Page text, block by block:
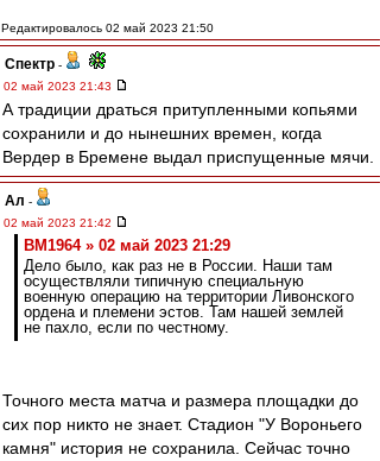
Редактировалось 02 май 2023 21:50
Спектр -
02 май 2023 21:43
А традиции драться притупленными копьями
сохранили и до нынешних времен, когда
Вердер в Бремене выдал приспущенные мячи.
Ал -
02 май 2023 21:42
BM1964 » 02 май 2023 21:29
Дело было, как раз не в России. Наши там
осуществляли типичную специальную
военную операцию на территории Ливонского
ордена и племени эстов. Там нашей землей
не пахло, если по честному.
Точного места матча и размера площадки до
сих пор никто не знает. Стадион "У Вороньего
камня" история не сохранила. Сейчас точно